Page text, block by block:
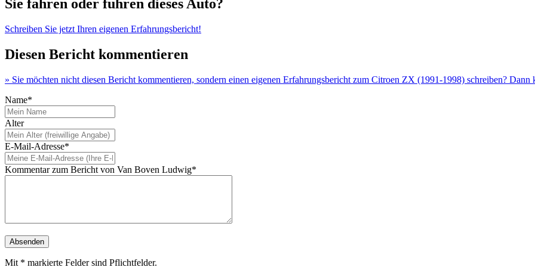
Sie fahren oder fuhren dieses Auto?
Schreiben Sie jetzt Ihren eigenen Erfahrungsbericht!
Diesen Bericht kommentieren
» Sie möchten nicht diesen Bericht kommentieren, sondern einen eigenen Erfahrungsbericht zum Citroen ZX (1991-1998) schreiben? Dann
Name*
Alter
E-Mail-Adresse*
Kommentar zum Bericht von Van Boven Ludwig*
Mit * markierte Felder sind Pflichtfelder.